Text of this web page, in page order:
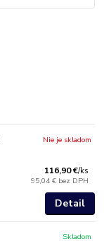
116,90 €/ks
95,04 € bez DPH
Nie je skladom
Detail
Skladom